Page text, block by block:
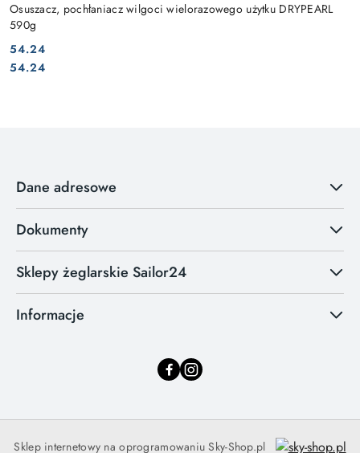
Osuszacz, pochłaniacz wilgoci wielorazowego użytku DRYPEARL
590g
Cena:
54.24
Cena:
54.24
Dane adresowe
Dokumenty
Sklepy żeglarskie Sailor24
Informacje
Sklep internetowy na oprogramowaniu Sky-Shop.pl